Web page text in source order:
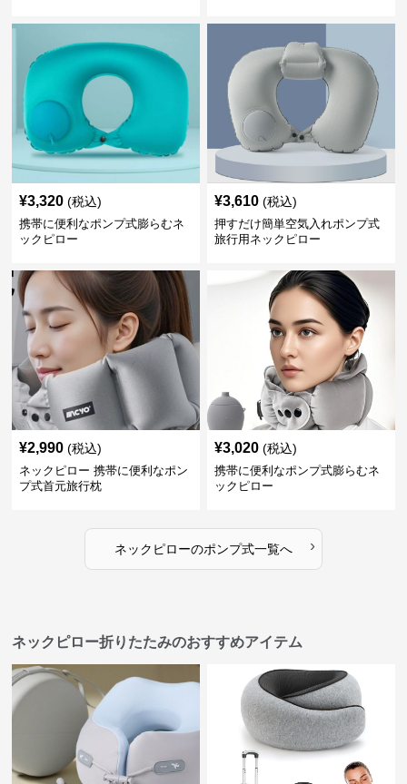
¥3,320 (税込)
携帯に便利なポンプ式膨らむネ
ックピロー
¥3,610 (税込)
押すだけ簡単空気入れポンプ式
旅行用ネックピロー
¥2,990 (税込)
ネックピロー 携帯に便利なポン
プ式首元旅行枕
¥3,020 (税込)
携帯に便利なポンプ式膨らむネ
ックピロー
ネックピローのポンプ式一覧へ ›
ネックピロー折りたたみのおすすめアイテム